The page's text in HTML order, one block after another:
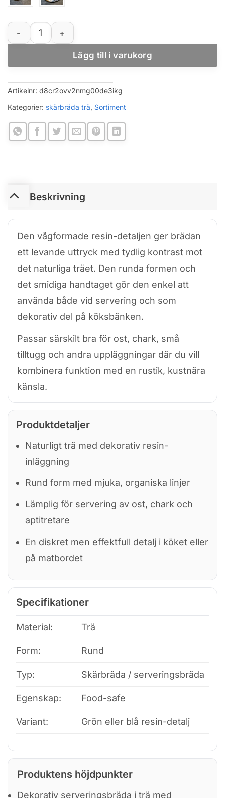
Vågformad skärbräda i resin och akaciaträ, rund
Lägg till i varukorg
Artikelnr: d8cr2ovv2nmg00de3ikg
Kategorier: skärbräda trä Sortiment
Beskrivning
Den vågformade resin-detaljen ger brädan
ett levande uttryck med tydlig kontrast mot
det naturliga träet. Den runda formen och
det smidiga handtaget gör den enkel att
använda både vid servering och som
dekorativ del på köksbänken.
Passar särskilt bra för ost, chark, små
tilltugg och andra uppläggningar där du vill
kombinera funktion med en rustik, kustnära
känsla.
Produktdetaljer
Naturligt trä med dekorativ resin-
inläggning
Rund form med mjuka, organiska linjer
Lämplig för servering av ost, chark och
aptitretare
En diskret men effektfull detalj i köket eller
på matbordet
Specifikationer
Material: Trä
Form: Rund
Typ: Skärbräda / serveringsbräda
Egenskap: Food-safe
Variant: Grön eller blå resin-detalj
Produktens höjdpunkter
Dekorativ serveringsbräda i trä med